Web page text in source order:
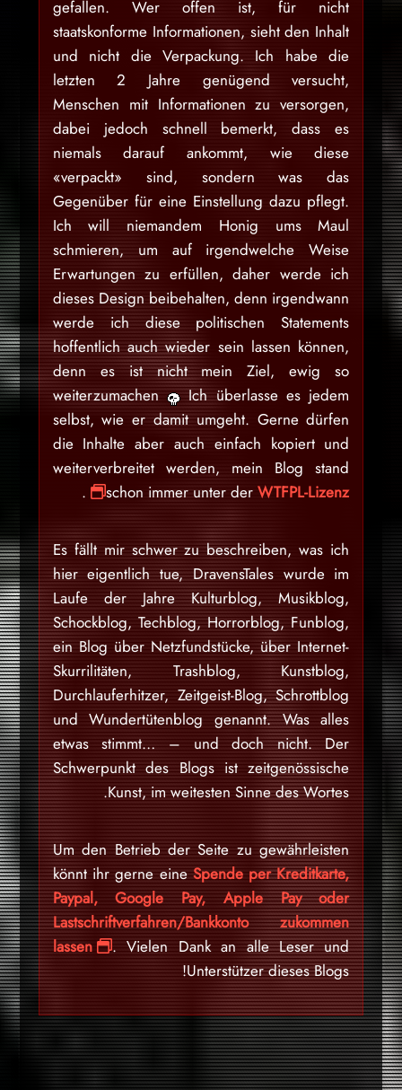
gefallen. Wer offen ist, für nicht
staatskonforme Informationen, sieht den Inhalt
und nicht die Verpackung. Ich habe die
letzten 2 Jahre genügend versucht,
Menschen mit Informationen zu versorgen,
dabei jedoch schnell bemerkt, dass es
niemals darauf ankommt, wie diese
«verpackt» sind, sondern was das
Gegenüber für eine Einstellung dazu pflegt.
Ich will niemandem Honig ums Maul
schmieren, um auf irgendwelche Weise
Erwartungen zu erfüllen, daher werde ich
dieses Design beibehalten, denn irgendwann
werde ich diese politischen Statements
hoffentlich auch wieder sein lassen können,
denn es ist nicht mein Ziel, ewig so
weiterzumachen
Ich überlasse es jedem
selbst, wie er damit umgeht. Gerne dürfen
die Inhalte aber auch einfach kopiert und
weiterverbreitet werden, mein Blog stand
schon immer unter derWTFPL-Lizenz
.
Es fällt mir schwer zu beschreiben, was ich
hier eigentlich tue, DravensTales wurde im
Laufe der Jahre Kulturblog, Musikblog,
Schockblog, Techblog, Horrorblog, Funblog,
ein Blog über Netzfundstücke, über Internet-
Skurrilitäten, Trashblog, Kunstblog,
Durchlauferhitzer, Zeitgeist-Blog, Schrottblog
und Wundertütenblog genannt. Was alles
etwas stimmt… – und doch nicht. Der
Schwerpunkt des Blogs ist zeitgenössische
Kunst, im weitesten Sinne des Wortes.
Um den Betrieb der Seite zu gewährleisten
könnt ihr gerne eineSpende per Kreditkarte,
Paypal, Google Pay, Apple Pay oder
Lastschriftverfahren/Bankkonto zukommen
lassen
. Vielen Dank an alle Leser und
Unterstützer dieses Blogs!